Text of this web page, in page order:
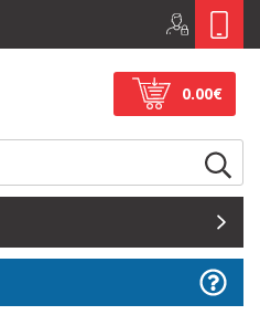
0.00€